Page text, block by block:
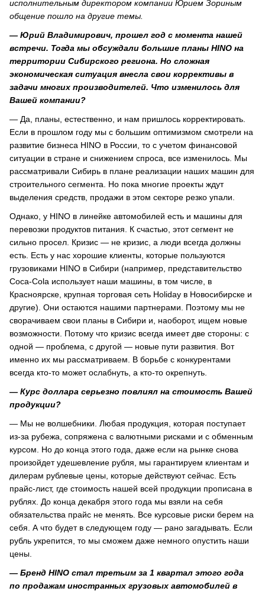
исполнительным директором компании Юрием Зориным
общение пошло на другие темы.
— Юрий Владимирович, прошел год с момента нашей
встречи. Тогда мы обсуждали большие планы HINO на
территории Сибирского региона. Но сложная
экономическая ситуация внесла свои коррективы в
задачи многих производителей. Что изменилось для
Вашей компании?
— Да, планы, естественно, и нам пришлось корректировать.
Если в прошлом году мы с большим оптимизмом смотрели на
развитие бизнеса HINO в России, то с учетом финансовой
ситуации в стране и снижением спроса, все изменилось. Мы
рассматривали Сибирь в плане реализации наших машин для
строительного сегмента. Но пока многие проекты ждут
выделения средств, продажи в этом секторе резко упали.
Однако, у HINO в линейке автомобилей есть и машины для
перевозки продуктов питания. К счастью, этот сегмент не
сильно просел. Кризис — не кризис, а люди всегда должны
есть. Есть у нас хорошие клиенты, которые пользуются
грузовиками HINO в Сибири (например, представительство
Coca-Cola использует наши машины, в том числе, в
Красноярске, крупная торговая сеть Holiday в Новосибирске и
другие). Они остаются нашими партнерами. Поэтому мы не
сворачиваем свои планы в Сибири и, наоборот, ищем новые
возможности. Потому что кризис всегда имеет две стороны: с
одной — проблема, с другой — новые пути развития. Вот
именно их мы рассматриваем. В борьбе с конкурентами
всегда кто-то может ослабнуть, а кто-то окрепнуть.
— Курс доллара серьезно повлиял на стоимость Вашей
продукции?
— Мы не волшебники. Любая продукция, которая поступает
из-за рубежа, сопряжена с валютными рисками и с обменным
курсом. Но до конца этого года, даже если на рынке снова
произойдет удешевление рубля, мы гарантируем клиентам и
дилерам рублевые цены, которые действуют сейчас. Есть
прайс-лист, где стоимость нашей всей продукции прописана в
рублях. До конца декабря этого года мы взяли на себя
обязательства прайс не менять. Все курсовые риски берем на
себя. А что будет в следующем году — рано загадывать. Если
рубль укрепится, то мы сможем даже немного опустить наши
цены.
— Бренд HINO стал третьим за 1 квартал этого года
по продажам иностранных грузовых автомобилей в